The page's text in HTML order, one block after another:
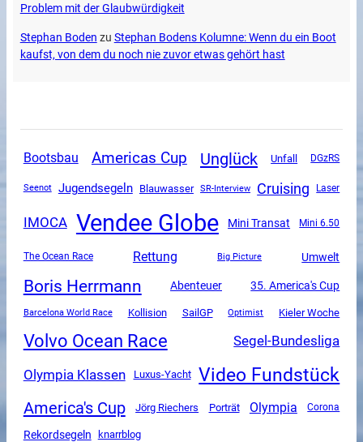
Problem mit der Glaubwürdigkeit
Stephan Boden zu Stephan Bodens Kolumne: Wenn du ein Boot
kaufst, von dem du noch nie zuvor etwas gehört hast
Bootsbau Americas Cup Unglück Unfall DGzRS
Seenot Jugendsegeln Blauwasser SR-Interview Cruising Laser
IMOCA Vendee Globe Mini Transat Mini 6.50
The Ocean Race Rettung Big Picture Umwelt
Boris Herrmann Abenteuer 35. America's Cup
Barcelona World Race Kollision SailGP Optimist Kieler Woche
Volvo Ocean Race Segel-Bundesliga
Olympia Klassen Luxus-Yacht Video Fundstück
America's Cup Jörg Riechers Porträt Olympia Corona
Rekordsegeln knarrblog